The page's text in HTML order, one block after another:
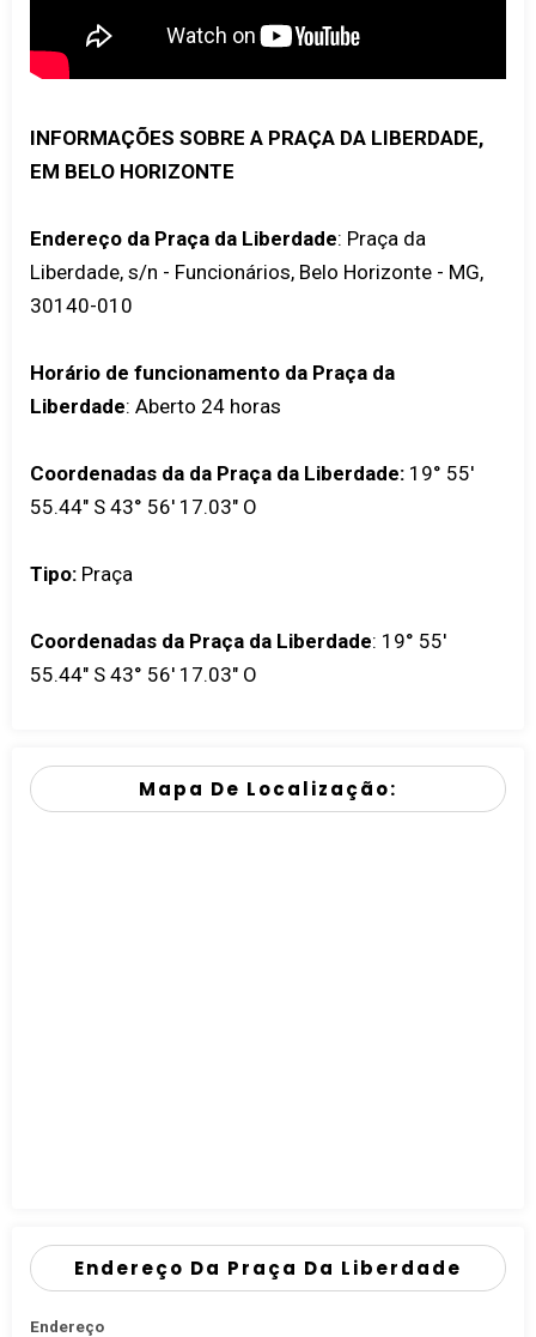
INFORMAÇÕES SOBRE A PRAÇA DA LIBERDADE,
EM BELO HORIZONTE
Endereço da Praça da Liberdade: Praça da
Liberdade, s/n - Funcionários, Belo Horizonte - MG,
30140-010
Horário de funcionamento da Praça da
Liberdade: Aberto 24 horas
Coordenadas da da Praça da Liberdade: 19° 55'
55.44" S 43° 56' 17.03" O
Tipo: Praça
Coordenadas da Praça da Liberdade: 19° 55'
55.44" S 43° 56' 17.03" O
Mapa De Localização:
Endereço Da Praça Da Liberdade
Endereço